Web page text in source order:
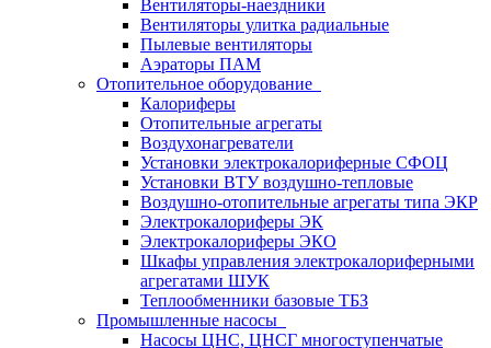
Вентиляторы-наездники
Вентиляторы улитка радиальные
Пылевые вентиляторы
Аэраторы ПАМ
Отопительное оборудование
Калориферы
Отопительные агрегаты
Воздухонагреватели
Установки электрокалориферные СФОЦ
Установки ВТУ воздушно-тепловые
Воздушно-отопительные агрегаты типа ЭКР
Электрокалориферы ЭК
Электрокалориферы ЭКО
Шкафы управления электрокалориферными
агрегатами ШУК
Теплообменники базовые ТБЗ
Промышленные насосы
Насосы ЦНС, ЦНСГ многоступенчатые